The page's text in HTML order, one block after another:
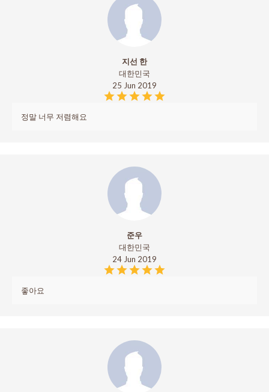
지선 한
대한민국
25 Jun 2019
정말 너무 저렴해요
준우
대한민국
24 Jun 2019
좋아요